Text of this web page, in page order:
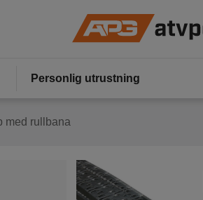
Personlig utrustning
med rullbana